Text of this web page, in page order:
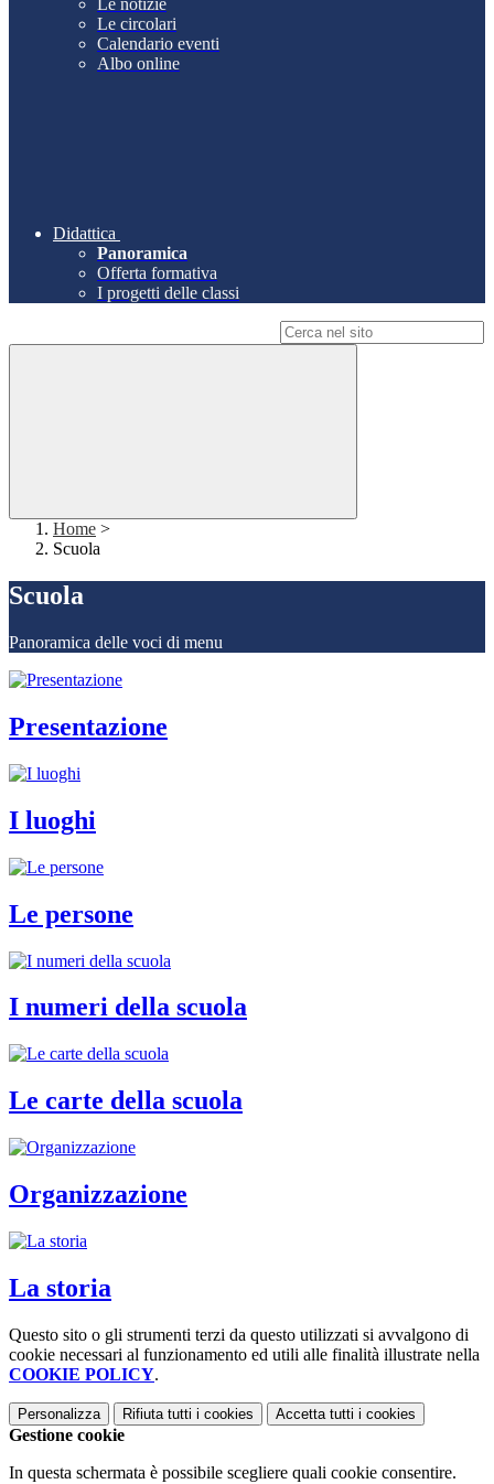
Le notizie
Le circolari
Calendario eventi
Albo online
Didattica
Panoramica
Offerta formativa
I progetti delle classi
Home >
Scuola
Scuola
Panoramica delle voci di menu
Presentazione
I luoghi
Le persone
I numeri della scuola
Le carte della scuola
Organizzazione
La storia
Questo sito o gli strumenti terzi da questo utilizzati si avvalgono di
cookie necessari al funzionamento ed utili alle finalità illustrate nella
COOKIE POLICY.
Personalizza Rifiuta tutti i cookies Accetta tutti i cookies
Gestione cookie
In questa schermata è possibile scegliere quali cookie consentire.